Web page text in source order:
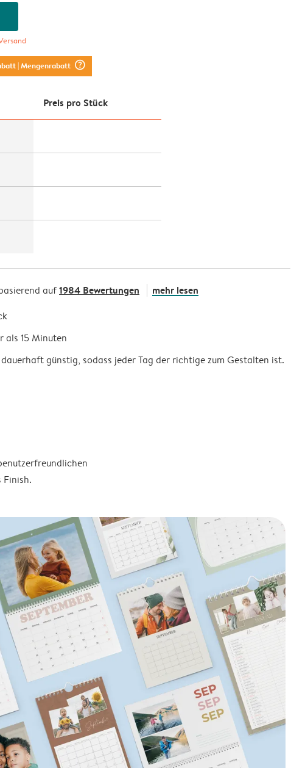
| Mengenrabatt question_mark_circle
Preis pro Stück
auf1984 Bewertungen mehr lesen
als 15 Minuten
dauerhaft günstig, sodass jeder Tag der richtige zum Gestalten ist.
Finish.